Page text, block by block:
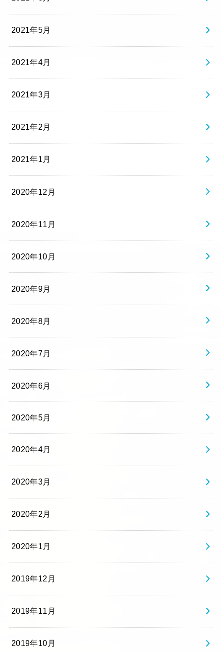
2021年5月
2021年4月
2021年3月
2021年2月
2021年1月
2020年12月
2020年11月
2020年10月
2020年9月
2020年8月
2020年7月
2020年6月
2020年5月
2020年4月
2020年3月
2020年2月
2020年1月
2019年12月
2019年11月
2019年10月